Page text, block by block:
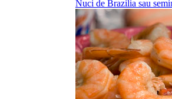
Nuci de Brazilia sau